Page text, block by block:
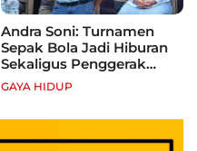
Andra Soni: Turnamen
Sepak Bola Jadi Hiburan
Sekaligus Penggerak
Ekonomi Rakyat
GAYA HIDUP